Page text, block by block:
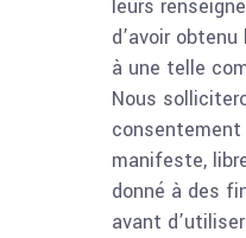
leurs
d’avoir
à une telle
Nous
manifeste,
donné à des
avant